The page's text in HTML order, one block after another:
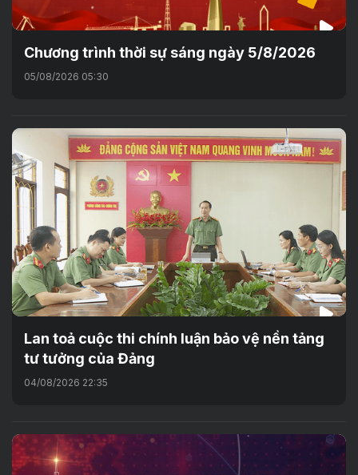
Chương trình thời sự sáng ngày 5/8/2026
05/08/2026 05:30
Lan toả cuộc thi chính luận bảo vệ nền tảng
tư tưởng của Đảng
04/08/2026 22:35